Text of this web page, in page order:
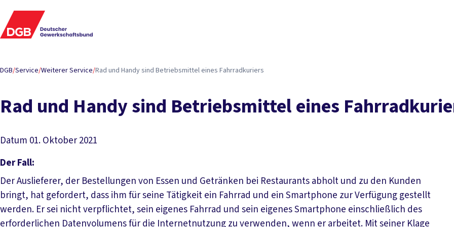
DGB/Service/Weiterer Service/Rad und Handy sind Betriebsmittel eines Fahrradkuriers
Rad und Handy sind Betriebsmittel eines
Datum 01. Oktober 2021
Der Fall:
Der Auslieferer, der Bestellungen von Essen und Getränken bei Restaurants abholt und zu den Kunden
bringt, hat gefordert, dass ihm für seine Tätigkeit ein Fahrrad und ein Smartphone zur Verfügung gestellt
werden. Er sei nicht verpflichtet, sein eigenes Fahrrad und sein eigenes Smartphone einschließlich des
erforderlichen Datenvolumens für die Internetnutzung zu verwenden, wenn er arbeitet. Mit seiner Klage